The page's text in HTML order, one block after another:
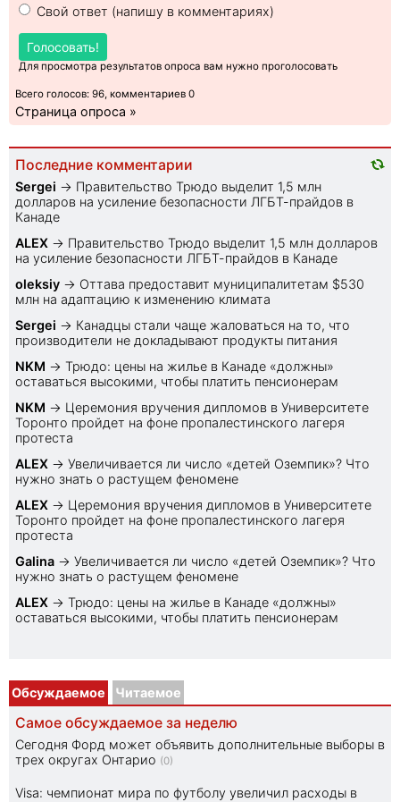
Свой ответ (напишу в комментариях)
Голосовать!
Для просмотра результатов опроса вам нужно проголосовать
Всего голосов: 96, комментариев 0
Страница опроса »
Последние комментарии
Sеrgei → Правительство Трюдо выделит 1,5 млн
долларов на усиление безопасности ЛГБТ-прайдов в
Канаде
ALEX → Правительство Трюдо выделит 1,5 млн долларов
на усиление безопасности ЛГБТ-прайдов в Канаде
oleksiy → Оттава предоставит муниципалитетам $530
млн на адаптацию к изменению климата
Sеrgei → Канадцы стали чаще жаловаться на то, что
производители не докладывают продукты питания
NKM → Трюдо: цены на жилье в Канаде «должны»
оставаться высокими, чтобы платить пенсионерам
NKM → Церемония вручения дипломов в Университете
Торонто пройдет на фоне пропалестинского лагеря
протеста
ALEX → Увеличивается ли число «детей Оземпик»? Что
нужно знать о растущем феномене
ALEX → Церемония вручения дипломов в Университете
Торонто пройдет на фоне пропалестинского лагеря
протеста
Galina → Увеличивается ли число «детей Оземпик»? Что
нужно знать о растущем феномене
ALEX → Трюдо: цены на жилье в Канаде «должны»
оставаться высокими, чтобы платить пенсионерам
Обсуждаемое Читаемое
Самое обсуждаемое за неделю
Сегодня Форд может объявить дополнительные выборы в
трех округах Онтарио (0)
Visa: чемпионат мира по футболу увеличил расходы в